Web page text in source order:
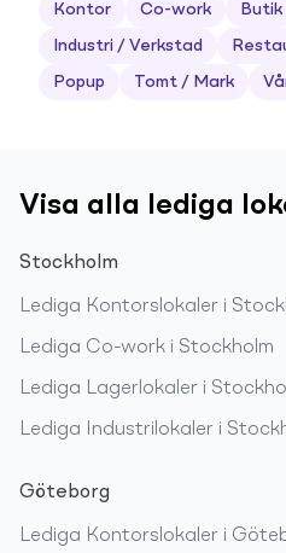
Kontor Co-work Butik
Industri / Verkstad
Popup Tomt / Mark
Visa alla lediga
Stockholm
Lediga Kontorslokaler i
Lediga Co-work i Stockholm
Lediga Lagerlokaler i
Lediga Industrilokaler i
Göteborg
Lediga Kontorslokaler i